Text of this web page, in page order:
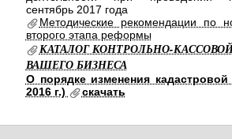
сентябрь 2017 года
Методические рекомендации по
второго этапа реформы
КАТАЛОГ КОНТРОЛЬНО-
ВАШЕГО БИЗНЕСА
О порядке изменения
2016 г.)
скачать